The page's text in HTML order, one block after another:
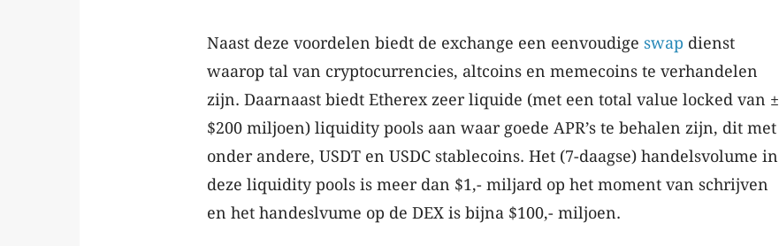
Naast deze voordelen biedt de exchange een eenvoudige swap dienst
waarop tal van cryptocurrencies, altcoins en memecoins te verhandelen
zijn. Daarnaast biedt Etherex zeer liquide (met een total value locked van ±
$200 miljoen) liquidity pools aan waar goede APR’s te behalen zijn, dit met
onder andere, USDT en USDC stablecoins. Het (7-daagse) handelsvolume in
deze liquidity pools is meer dan $1,- miljard op het moment van schrijven
en het handeslvume op de DEX is bijna $100,- miljoen.